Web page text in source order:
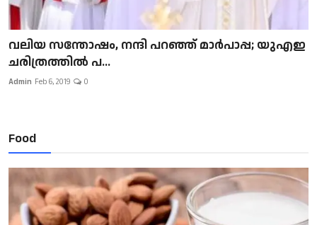
വലിയ സന്തോഷം, നന്ദി പറഞ്ഞ് മാർപാപ്പ; യുഎഇ
ചരിത്രത്തിൽ പ...
Admin Feb 6, 2019 0
Food